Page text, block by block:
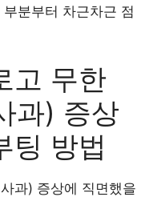
분부터 차근차근 점
고 무한
과) 증상
팅 방법
과) 증상에 직면했을